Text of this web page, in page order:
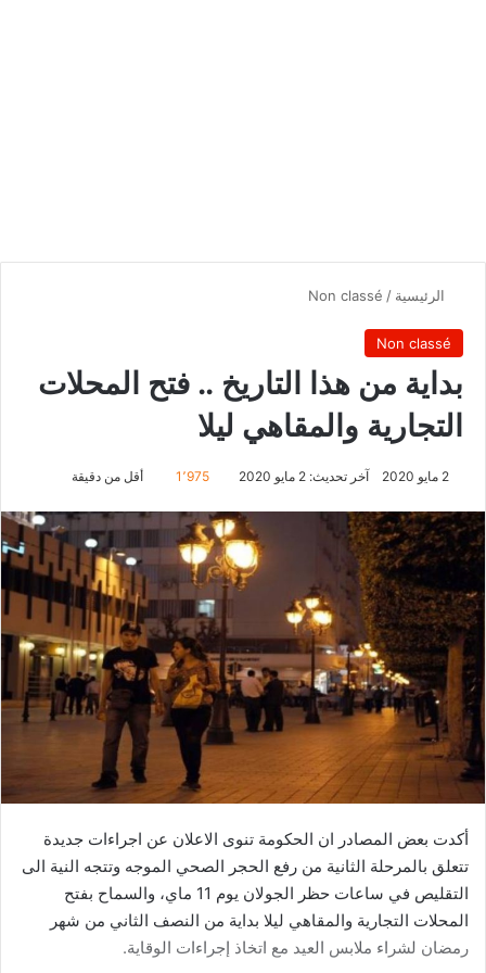
الرئيسية /
Non classé
Non classé
بداية من هذا التاريخ .. فتح المحلات
التجارية والمقاهي ليلا
2 مايو 2020 آخر تحديث: 2 مايو 2020 1٬975 أقل من دقيقة
أكدت بعض المصادر ان الحكومة تنوى الاعلان عن اجراءات جديدة
تتعلق بالمرحلة الثانية من رفع الحجر الصحي الموجه وتتجه النية الى
التقليص في ساعات حظر الجولان يوم 11 ماي، والسماح بفتح
المحلات التجارية والمقاهي ليلا بداية من النصف الثاني من شهر
رمضان لشراء ملابس العيد مع اتخاذ إجراءات الوقاية.